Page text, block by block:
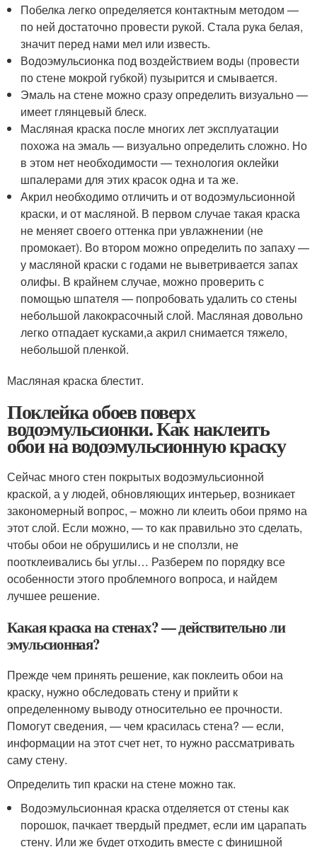
Побелка легко определяется контактным методом —
по ней достаточно провести рукой. Стала рука белая,
значит перед нами мел или известь.
Водоэмульсионка под воздействием воды (провести
по стене мокрой губкой) пузырится и смывается.
Эмаль на стене можно сразу определить визуально —
имеет глянцевый блеск.
Масляная краска после многих лет эксплуатации
похожа на эмаль — визуально определить сложно. Но
в этом нет необходимости — технология оклейки
шпалерами для этих красок одна и та же.
Акрил необходимо отличить и от водоэмульсионной
краски, и от масляной. В первом случае такая краска
не меняет своего оттенка при увлажнении (не
промокает). Во втором можно определить по запаху —
у масляной краски с годами не выветривается запах
олифы. В крайнем случае, можно проверить с
помощью шпателя — попробовать удалить со стены
небольшой лакокрасочный слой. Масляная довольно
легко отпадает кусками,а акрил снимается тяжело,
небольшой пленкой.
Масляная краска блестит.
Поклейка обоев поверх
водоэмульсионки. Как наклеить
обои на водоэмульсионную краску
Сейчас много стен покрытых водоэмульсионной
краской, а у людей, обновляющих интерьер, возникает
закономерный вопрос, – можно ли клеить обои прямо на
этот слой. Если можно, — то как правильно это сделать,
чтобы обои не обрушились и не сползли, не
поотклеивались бы углы… Разберем по порядку все
особенности этого проблемного вопроса, и найдем
лучшее решение.
Какая краска на стенах? — действительно ли
эмульсионная?
Прежде чем принять решение, как поклеить обои на
краску, нужно обследовать стену и прийти к
определенному выводу относительно ее прочности.
Помогут сведения, — чем красилась стена? — если,
информации на этот счет нет, то нужно рассматривать
саму стену.
Определить тип краски на стене можно так.
Водоэмульсионная краска отделяется от стены как
порошок, пачкает твердый предмет, если им царапать
стену. Или же будет отходить вместе с финишной